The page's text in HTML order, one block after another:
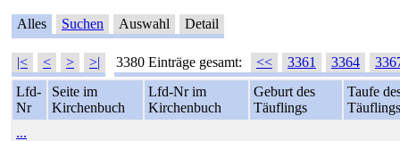
Alles Suchen Auswahl Detail
|< < > >| 3380 Einträge gesamt: << 3361 3364
Lfd-
Nr
Seite im
Kirchenbuch
Lfd-Nr im
Kirchenbuch
Geburt des
Täuflings
Taufe
Täuflings
...